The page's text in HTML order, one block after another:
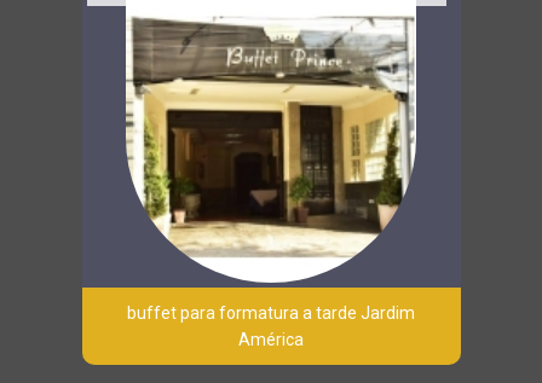
buffet para formatura a tarde Jardim
América